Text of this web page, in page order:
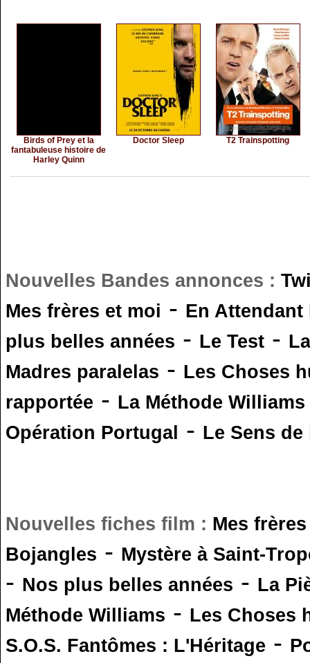
Birds of Prey et la
fantabuleuse histoire de
Harley Quinn
Doctor Sleep T2 Trainspotting
Nouvelles Bandes annonces :
Mes frères et moi - En
plus belles années - Le Test -
Madres paralelas - Les Choses
rapportée - La Méthode Williams
Opération Portugal - Le Sens
Nouvelles fiches film : Mes
Bojangles - Mystère à Saint-
- Nos plus belles années - La
Méthode Williams - Les Choses
S.O.S. Fantômes : L'Héritage -